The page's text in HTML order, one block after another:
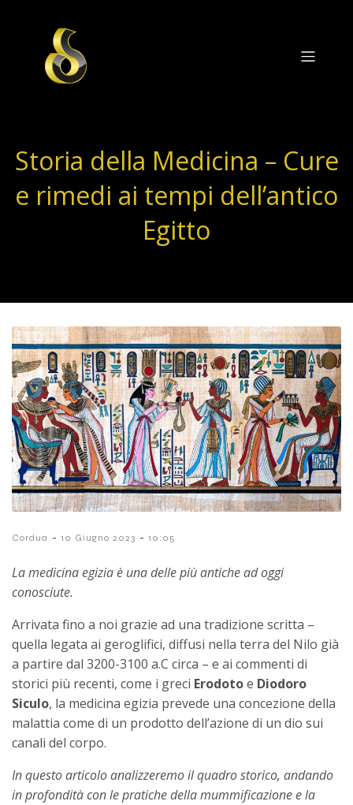
Storia della Medicina – Cure
e rimedi ai tempi dell’antico
Egitto
Cordua - 10 Giugno 2023 - 10:05
La medicina egizia è una delle più antiche ad oggi
conosciute.
Arrivata fino a noi grazie ad una tradizione scritta –
quella legata ai geroglifici, diffusi nella terra del Nilo già
a partire dal 3200-3100 a.C circa – e ai commenti di
storici più recenti, come i greci Erodotoe Diodoro
Siculo, la medicina egizia prevede una concezione della
malattia come di un prodotto dell’azione di un dio sui
canali del corpo.
In questo articolo analizzeremo il quadro storico, andando
in profondità con le pratiche della mummificazione e la